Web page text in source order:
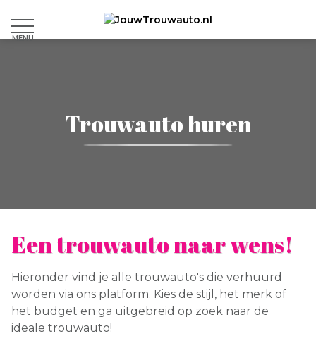
MENU
Trouwautohuren
Een trouwauto naar wens!
Hieronder vind je alle trouwauto's die verhuurd
worden via ons platform. Kies de stijl, het merk of
het budget en ga uitgebreid op zoek naar de
ideale trouwauto!